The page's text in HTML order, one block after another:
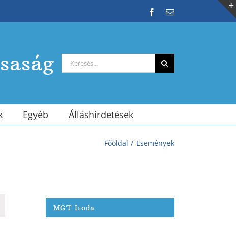
FacebookEmail:
Keresés...
Egyéb Álláshirdetések
Főoldal Események
MGT Iroda